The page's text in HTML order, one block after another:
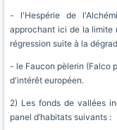
- l'Hespérie de
approchant ici de la limite
régression suite à la
- le Faucon pèlerin (Falco
d'intérêt européen.
2) Les fonds de vallées
panel d’habitats suivants :